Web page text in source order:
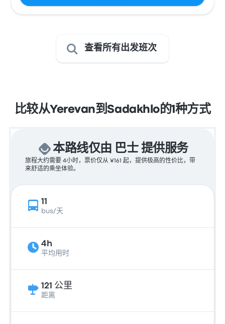
查看所有出发班次
比较从Yerevan到Sadakhlo的1种方式
本路线仅由 巴士 提供服务
旅程大约需要 4小时，票价仅从 ¥161 起，提供极高的性价比，带
来舒适的乘坐体验。
11
bus/天
4h
平均用时
121 公里
距离